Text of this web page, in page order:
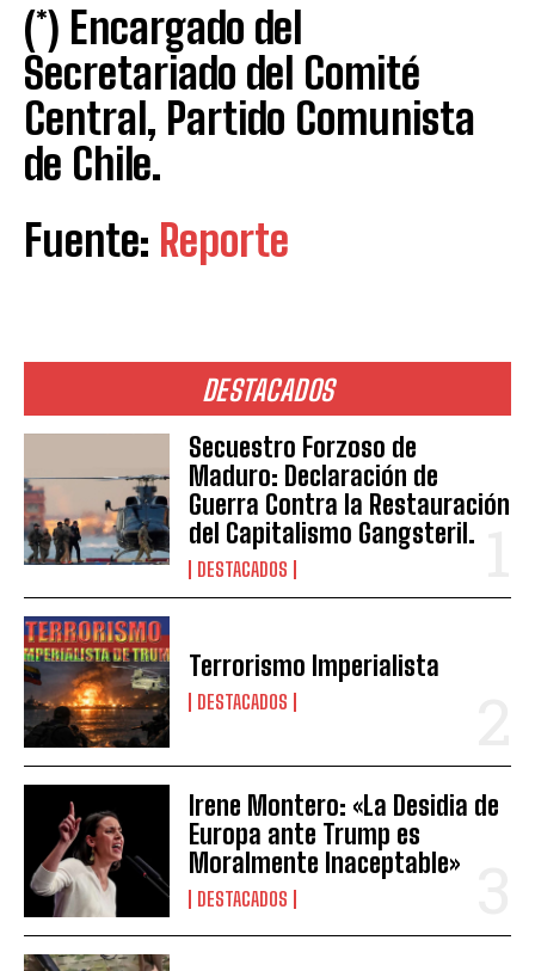
DESTACADOS
Secuestro Forzoso de
Maduro: Declaración de
Guerra Contra la Restauración
del Capitalismo Gangsteril.
DESTACADOS
Terrorismo Imperialista
DESTACADOS
Irene Montero: «La Desidia de
Europa ante Trump es
Moralmente Inaceptable»
DESTACADOS
(*) Encargado del
Secretariado del Comité
Central, Partido Comunista
de Chile.
Fuente: Reporte